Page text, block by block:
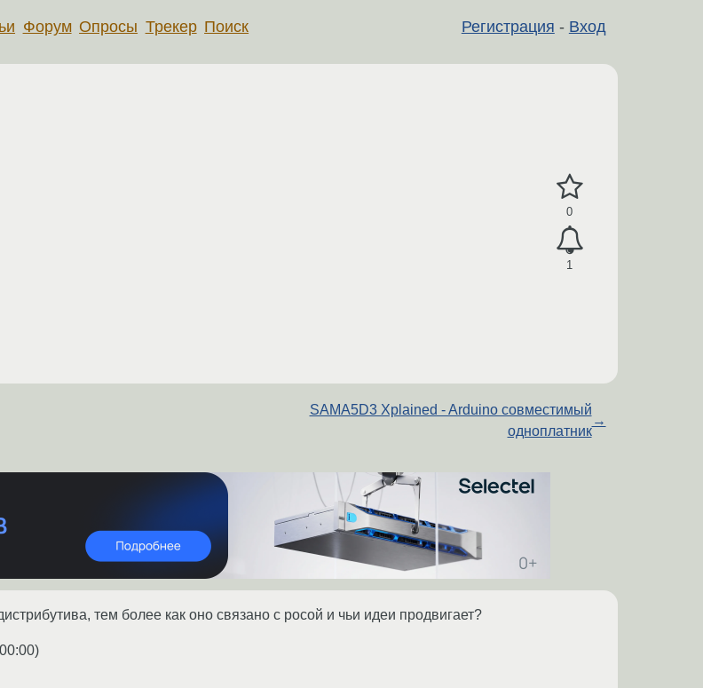
Регистрация - Вход
Форум Опросы Трекер Поиск
0
1
SAMA5D3 Xplained - Arduino совместимый
одноплатник
→
тем более как оно связано с росой и чьи идеи продвигает?
)